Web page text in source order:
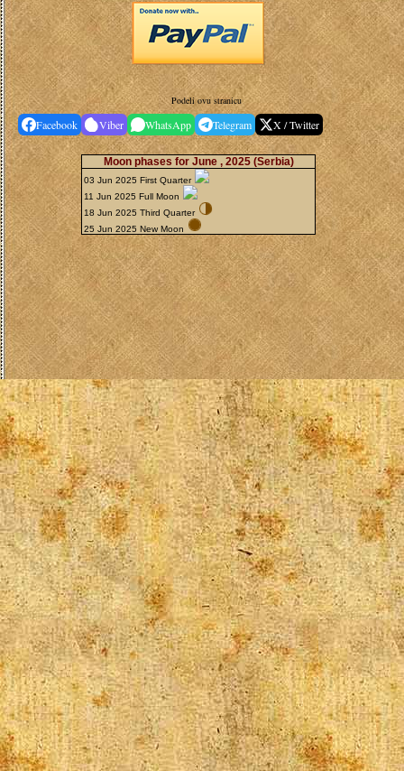
Podeli ovu stranicu
Facebook Viber WhatsApp Telegram X / Twitter
Moon phases for June , 2025 (Serbia)
03 Jun 2025 First Quarter
11 Jun 2025 Full Moon
18 Jun 2025 Third Quarter
25 Jun 2025 New Moon